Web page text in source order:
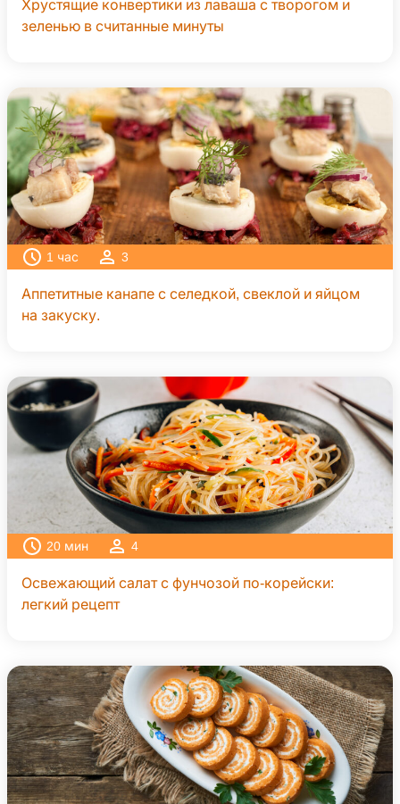
Хрустящие конвертики из лаваша с творогом и
зеленью в считанные минуты
1 час 3
Аппетитные канапе с селедкой, свеклой и яйцом
на закуску.
20 мин 4
Освежающий салат с фунчозой по-корейски:
легкий рецепт